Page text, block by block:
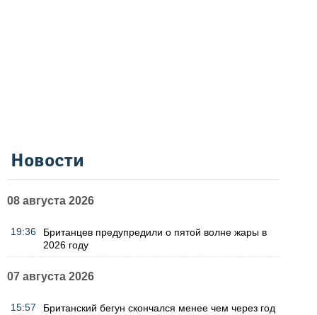
Новости
08 августа 2026
19:36
Британцев предупредили о пятой волне жары в
2026 году
07 августа 2026
15:57
Британский бегун скончался менее чем через год